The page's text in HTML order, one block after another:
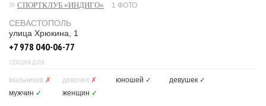
СПОРТКЛУБ «ИНДИГО» 1 ФОТО
СЕВАСТОПОЛЬ
улица Хрюкина, 1
+7 978 040-06-77
СЕКЦИЯ ДЛЯ
мальчиков ✗ девочек ✗ юношей ✓ девушек ✓
мужчин ✓ женщин ✓